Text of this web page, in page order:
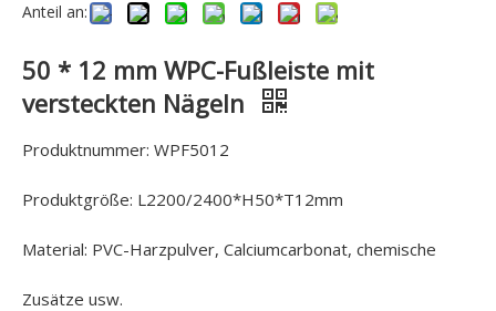
Anteil an:
50 * 12 mm WPC-Fußleiste mit
versteckten Nägeln
Produktnummer: WPF5012
Produktgröße: L2200/2400*H50*T12mm
Material: PVC-Harzpulver, Calciumcarbonat, chemische
Zusätze usw.